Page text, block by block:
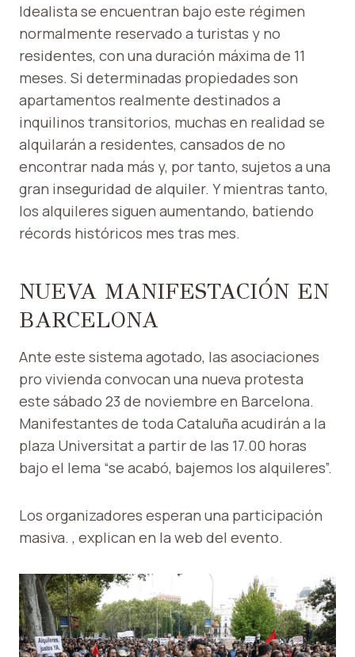
Idealista se encuentran bajo este régimen
normalmente reservado a turistas y no
residentes, con una duración máxima de 11
meses. Si determinadas propiedades son
apartamentos realmente destinados a
inquilinos transitorios, muchas en realidad se
alquilarán a residentes, cansados ​​de no
encontrar nada más y, por tanto, sujetos a una
gran inseguridad de alquiler. Y mientras tanto,
los alquileres siguen aumentando, batiendo
récords históricos mes tras mes.
NUEVA MANIFESTACIÓN EN
BARCELONA
Ante este sistema agotado, las asociaciones
pro vivienda convocan una nueva protesta
este sábado 23 de noviembre en Barcelona.
Manifestantes de toda Cataluña acudirán a la
plaza Universitat a partir de las 17.00 horas
bajo el lema “se acabó, bajemos los alquileres”.
Los organizadores esperan una participación
masiva. , explican en la web del evento.